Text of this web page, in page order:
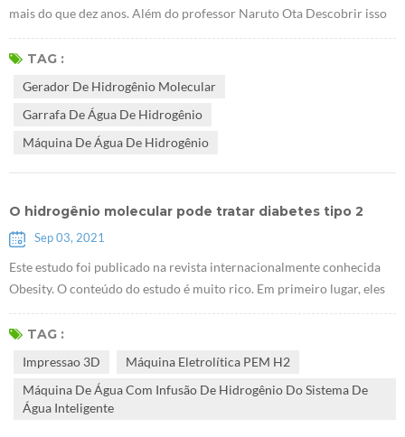
mais do que dez anos. Além do professor Naruto Ota Descobrir isso
moléculas de hidrogênioTer propriedades antioxidantes seletivas em
2007, alguns estudiosos descobriram recentemente que o hidrogênio
resultados ...
TAG :
Gerador De Hidrogênio Molecular
Garrafa De Água De Hidrogênio
Máquina De Água De Hidrogênio
O hidrogênio molecular pode tratar diabetes tipo 2
Sep 03, 2021
Este estudo foi publicado na revista internacionalmente conhecida
Obesity. O conteúdo do estudo é muito rico. Em primeiro lugar, eles
descobriram queE Máquina eletrolítica PEM H2 pode promover o
acúmulo de glicogênio no fígado. Eles usaram camundongos db / db
Health...
TAG :
Impressao 3D
Máquina Eletrolítica PEM H2
Máquina De Água Com Infusão De Hidrogênio Do Sistema De
Água Inteligente